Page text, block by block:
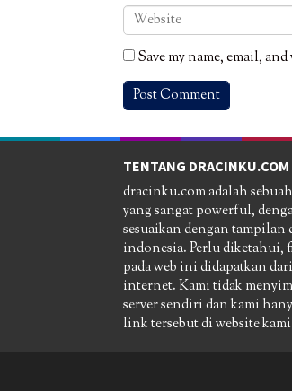
Save my name, email,
TENTANG DRACINKU.COM
dracinku.com adalah
yang sangat powerful,
sesuaikan dengan tampilan
indonesia. Perlu diketahui,
pada web ini didapatkan
internet. Kami tidak
server sendiri dan kami
link tersebut di website kami